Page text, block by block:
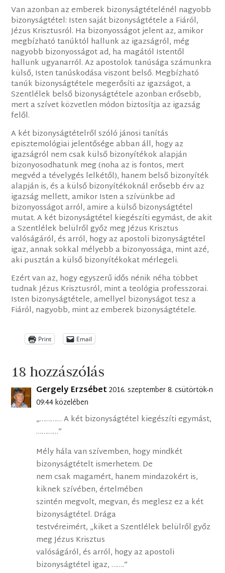
Van azonban az emberek bizonyságtételénél nagyobb
bizonyságtétel: Isten saját bizonyságtétele a Fiáról,
Jézus Krisztusról. Ha bizonyosságot jelent az, amikor
megbízható tanúktól hallunk az igazságról, még
nagyobb bizonyosságot ad, ha magától Istentől
hallunk ugyanarról. Az apostolok tanúsága számunkra
külső, Isten tanúskodása viszont belső. Megbízható
tanúk bizonyságtétele megerősíti az igazságot, a
Szentlélek belső bizonyságtétele azonban erősebb,
mert a szívet közvetlen módon biztosítja az igazság
felől.
A két bizonyságtételről szóló jánosi tanítás
episztemológiai jelentősége abban áll, hogy az
igazságról nem csak külső bizonyítékok alapján
bizonyosodhatunk meg (noha az is fontos, mert
megvéd a tévelygés lelkétől), hanem belső bizonyíték
alapján is, és a külső bizonyítékoknál erősebb érv az
igazság mellett, amikor Isten a szívünkbe ad
bizonyosságot arról, amire a külső bizonyságtétel
mutat. A két bizonyságtétel kiegészíti egymást, de akit
a Szentlélek belülről győz meg Jézus Krisztus
valóságáról, és arról, hogy az apostoli bizonyságtétel
igaz, annak sokkal mélyebb a bizonyossága, mint azé,
aki pusztán a külső bizonyítékokat mérlegeli.
Ezért van az, hogy egyszerű idős nénik néha többet
tudnak Jézus Krisztusról, mint a teológia professzorai.
Isten bizonyságtétele, amellyel bizonyságot tesz a
Fiáról, nagyobb, mint az emberek bizonyságtétele.
Print Email
18 hozzászólás
Gergely Erzsébet2016. szeptember 8. csütörtök-n
09:44 közelében
„………… A két bizonyságtétel kiegészíti egymást,
…………”
Mély hála van szívemben, hogy mindkét
bizonyságtételt ismerhetem. De
nem csak magamért, hanem mindazokért is,
kiknek szívében, értelmében
szintén megvolt, megvan, és meglesz ez a két
bizonyságtétel. Drága
testvéreimért, „kiket a Szentlélek belülről győz
meg Jézus Krisztus
valóságáról, és arról, hogy az apostoli
bizonyságtétel igaz, …….”